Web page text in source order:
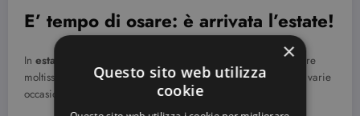
E’ tempo di osare: è arrivata l’estate!
In estate
non ci sono limiti: il periodo più caldo dell’anno offre
moltissime scelte e sarà facile trovare il colore più adatto alle varie
occasioni sia per le mani, che per i piedi.
×
Questo sito web utilizza
cookie